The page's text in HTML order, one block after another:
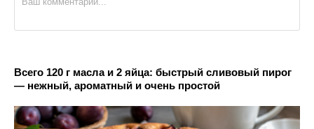
Всего 120 г масла и 2 яйца: быстрый сливовый пирог
— нежный, ароматный и очень простой